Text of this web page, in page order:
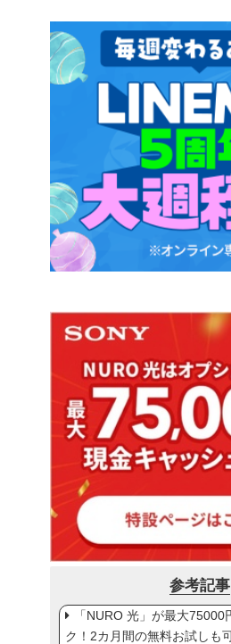
参考記事
「NURO 光」が最大75000
ク！2カ月間の無料お試しも